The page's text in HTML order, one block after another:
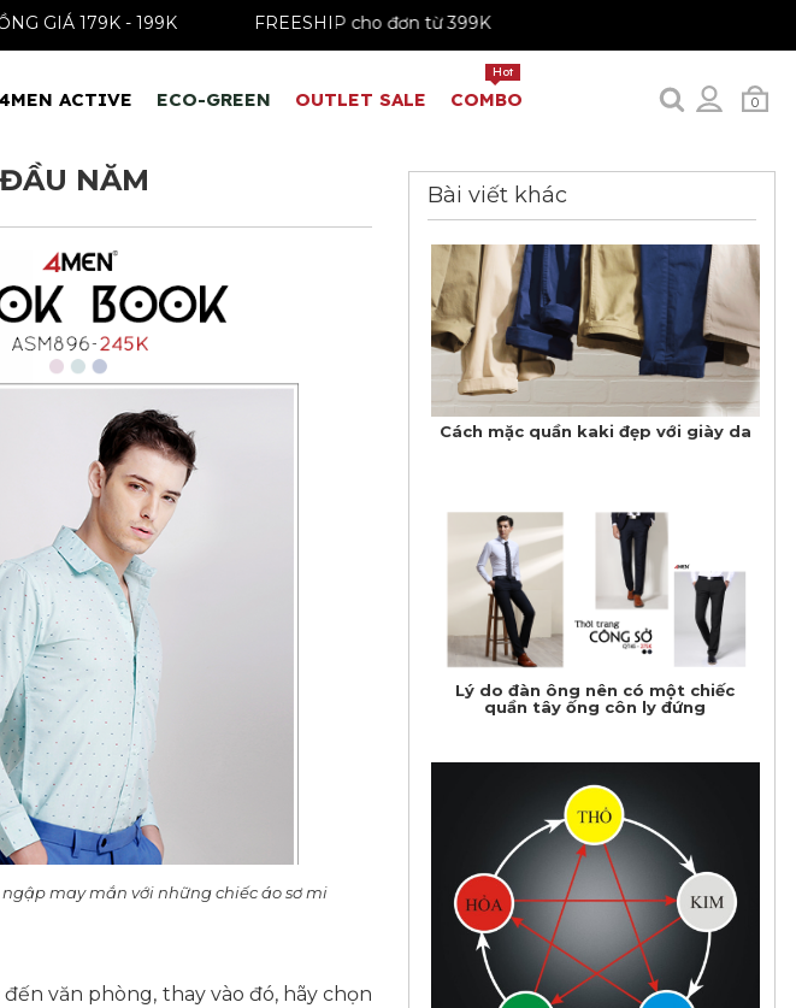
BEST SELLER | ĐỒNG GIÁ 179K - 199K FREESHIP cho đơn từ 399K
0
4MEN ACTIVE ECO-GREEN OUTLET SALE COMBO
Hot
NĂM
may mắn với những chiếc áo sơ mi
văn phòng, thay vào đó, hãy chọn
Bài viết khác
Cách mặc quần kaki đẹp với giày da
Lý do đàn ông nên có một chiếc
quần tây ống côn ly đứng